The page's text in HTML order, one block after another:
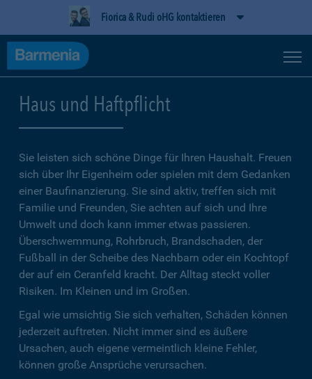
Fiorica & Rudi oHG kontaktieren
Haus und Haftpflicht
Sie leisten sich schöne Dinge für Ihren Haushalt. Freuen
sich über Ihr Eigenheim oder spielen mit dem Gedanken
einer Baufinanzierung. Sie sind aktiv, treffen sich mit
Familie und Freunden, Sie achten auf sich und Ihre
Umwelt und doch kann immer etwas passieren.
Überschwemmung, Rohrbruch, Brandschaden, der
Fußball in der Scheibe des Nachbarn oder ein Kochtopf
der auf ein Ceranfeld kracht. Der Alltag steckt voller
Risiken. Im Kleinen und im Großen.
Egal wie umsichtig Sie sich verhalten, Schäden können
jederzeit auftreten. Nicht immer sind es äußere
Ursachen, auch eigene vermeintlich kleine Fehler,
können große Ansprüche verursachen.